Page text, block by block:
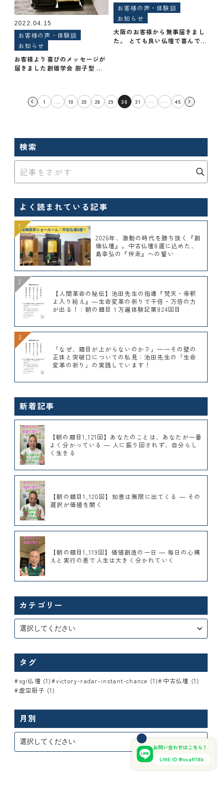
2022.04.15
お客様の声・体験談
お知らせ
お客様より喜びのメッセージが
届きました創価学会 厨子型 中
お客様の声・体験談
お知らせ
大阪のお客様から無事届きまし
た。 とても良い仏壇で喜んでし
1 10 20 28 29 30 31 ... ... 45
検索
よく読まれている記事
2026年、激動の時代を勝ち抜く『創
価仏壇』。中古仏壇8選に込めた、
島幸弘の『伴走』への誓い
【人間革命の秘伝】池田先生の指導『梵天・帝釈
よ入り給え』―生命変革の祈りで千倍・万倍の力
が出る！：朝の題目１万遍体験記第824回目
「なぜ、題目が上がらないのか？」——その壁の
正体と突破口についての私見：池田先生の「生命
変革の祈り」の実践しています！
新着記事
【朝の題目1,121回】あなたのことは、あなたが一番
よく分かっている ― 人に振り回されず、自分らし
く生きる
【朝の題目1,120回】知恵は無限に出てくる ― その
選択が価値を開く
【朝の題目1,119回】価値創造の一日 ― 毎日の心構
えと実行の差で人生は大きく分かれていく
カテゴリー
タグ
sgi仏壇 (1) victory-radar-instant-chance (1)
中古仏壇 (1)
虚空厨子 (1)
月別
お問い合わせはこちら！
LINE ID @osa4118b